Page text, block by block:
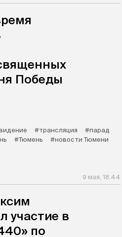
Победы
#трансляция
#парад
#Тюмень
#новости Тюмени
9 мая, 18:44
участие в
по